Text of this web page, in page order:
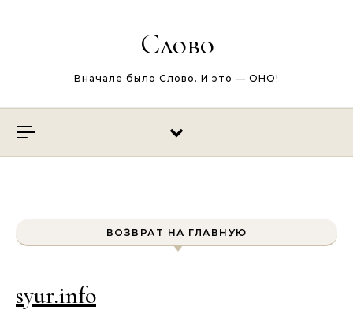
Слово
Вначале было Слово. И это — ОНО!
ВОЗВРАТ НА ГЛАВНУЮ
syur.info